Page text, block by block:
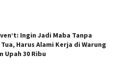
Ingin Jadi Maba Tanpa
Harus Alami Kerja di Warung
Upah 30 Ribu